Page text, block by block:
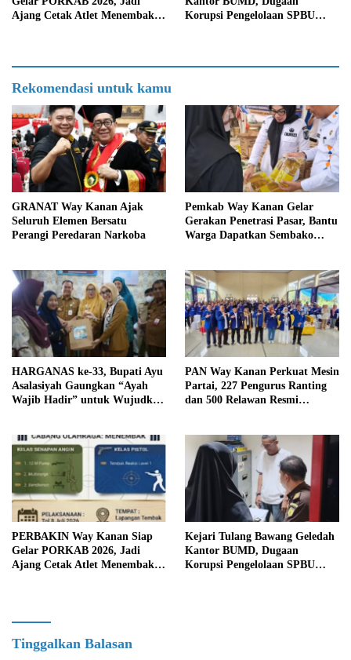
Ajang Cetak Atlet Menembak
Korupsi Pengelolaan SPBU
Rekomendasi untuk kamu
GRANAT Way Kanan Ajak
Seluruh Elemen Bersatu
Perangi Peredaran Narkoba
Pemkab Way Kanan Gelar
Gerakan Penetrasi Pasar, Bantu
Warga Dapatkan Sembako
HARGANAS ke-33, Bupati Ayu
Asalasiyah Gaungkan “Ayah
Wajib Hadir” untuk Wujudkan
PAN Way Kanan Perkuat Mesin
Partai, 227 Pengurus Ranting
dan 500 Relawan Resmi
PERBAKIN Way Kanan Siap
Gelar PORKAB 2026, Jadi
Ajang Cetak Atlet Menembak
Kejari Tulang Bawang Geledah
Kantor BUMD, Dugaan
Korupsi Pengelolaan SPBU
Tinggalkan Balasan